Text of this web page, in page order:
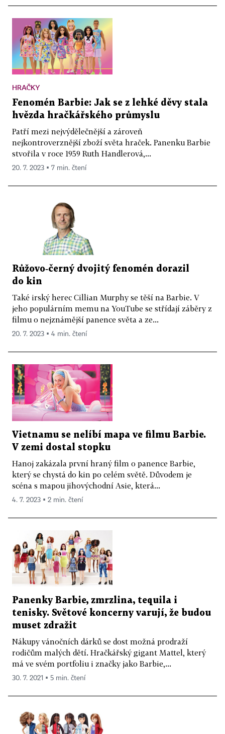
HRAČKY
Fenomén Barbie: Jak se z lehké děvy stala
hvězda hračkářského průmyslu
Patří mezi nejvýdělečnější a zároveň
nejkontroverznější zboží světa hraček. Panenku Barbie
stvořila v roce 1959 Ruth Handlerová,...
20. 7. 2023 ▪ 7 min. čtení
Růžovo‑černý dvojitý fenomén dorazil
do kin
Také irský herec Cillian Murphy se těší na Barbie. V
jeho populárním memu na YouTube se střídají záběry z
filmu o nejznámější panence světa a ze...
20. 7. 2023 ▪ 4 min. čtení
Vietnamu se nelíbí mapa ve filmu Barbie.
V zemi dostal stopku
Hanoj zakázala první hraný film o panence Barbie,
který se chystá do kin po celém světě. Důvodem je
scéna s mapou jihovýchodní Asie, která...
4. 7. 2023 ▪ 2 min. čtení
Panenky Barbie, zmrzlina, tequila i
tenisky. Světové koncerny varují, že budou
muset zdražit
Nákupy vánočních dárků se dost možná prodraží
rodičům malých dětí. Hračkářský gigant Mattel, který
má ve svém portfoliu i značky jako Barbie,...
30. 7. 2021 ▪ 5 min. čtení